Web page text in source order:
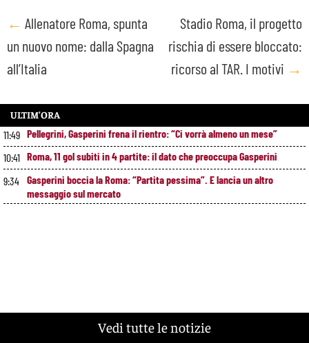
Post
navigation
← Allenatore Roma, spunta
un nuovo nome: dalla Spagna
all’Italia
Stadio Roma, il progetto
rischia di essere bloccato:
ricorso al TAR. I motivi →
ULTIM’ORA
11:49 Pellegrini, Gasperini frena il rientro: “Ci vorrà almeno un mese”
10:41 Roma, 11 gol subiti in 4 partite: il dato che preoccupa Gasperini
9:34 Gasperini boccia la Roma: “Partita pessima”. E lancia un altro
messaggio sul mercato
Vedi tutte le notizie